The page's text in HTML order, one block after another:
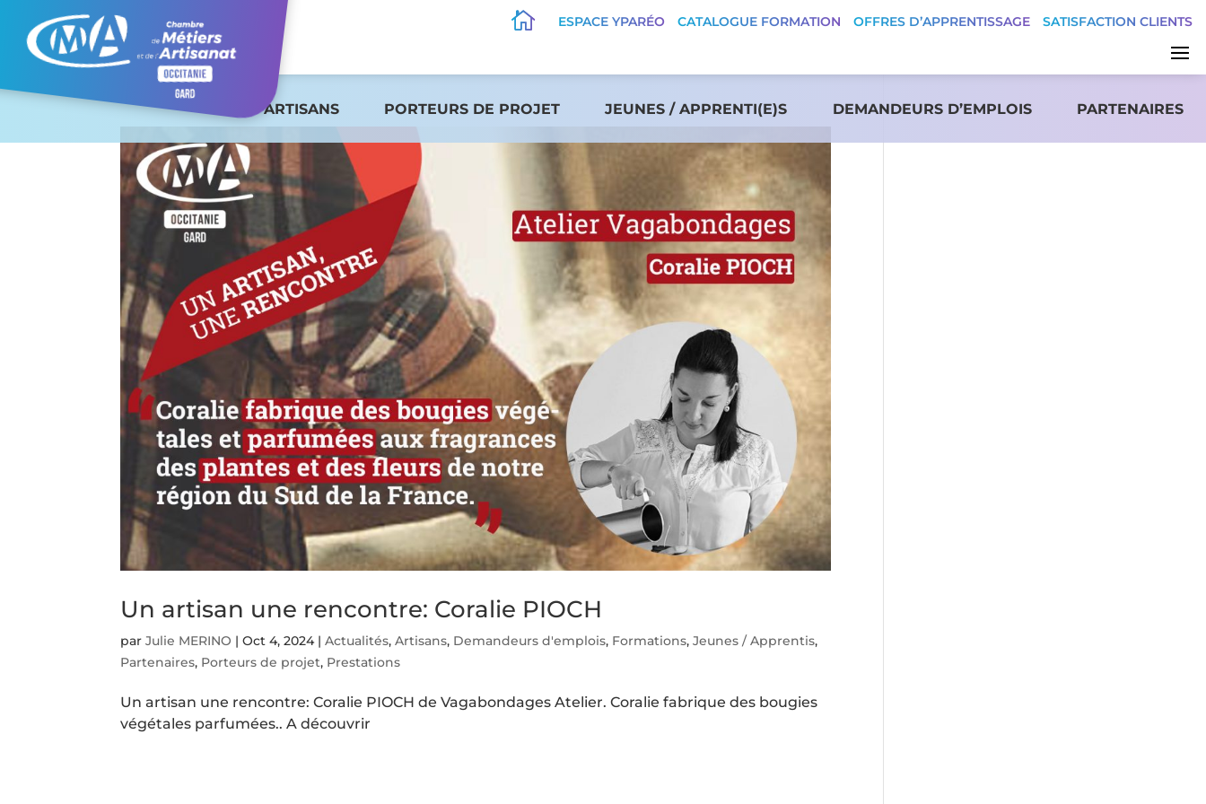
 ESPACE YPARÉO CATALOGUE FORMATION OFFRES D’APPRENTISSAGE SATISFACTION CLIENTS
ARTISANS PORTEURS DE PROJET JEUNES / APPRENTI(E)S DEMANDEURS D’EMPLOIS PARTENAIRES
Un artisan une rencontre: Coralie PIOCH
parJulie MERINO |Oct 4, 2024|Actualités,Artisans, Demandeurs d'emplois, Formations,Jeunes / Apprentis,
Partenaires, Porteurs de projet, Prestations
Un artisan une rencontre: Coralie PIOCH de Vagabondages Atelier. Coralie fabrique des bougies
végétales parfumées.. A découvrir